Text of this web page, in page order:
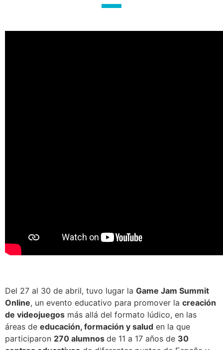
Del 27 al 30 de abril, tuvo lugar la Game Jam Summit
Online, un evento educativo para promover la creación
de videojuegos más allá del formato lúdico, en las
áreas de educación, formación y salud en la que
participaron 270 alumnos de 11 a 17 años de 30